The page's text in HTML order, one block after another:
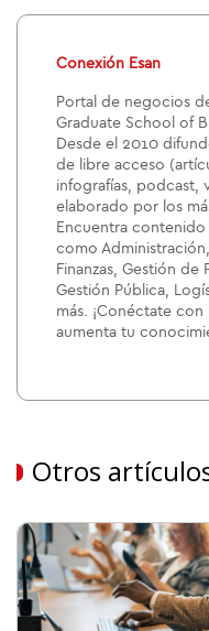
Conexión Esan
Portal de negocios
Graduate School of
Desde el 2010
de libre acceso
infografías, podcast,
elaborado por los
Encuentra contenido
como
Finanzas, Gestión
Gestión Pública,
más. ¡Conéctate
aumenta tu
Otros